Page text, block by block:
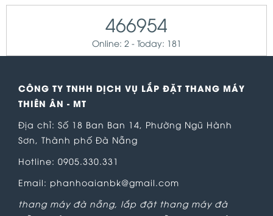
466954
Online: 2 - Today: 181
CÔNG TY TNHH DỊCH VỤ LẮP ĐẶT THANG MÁY
THIÊN ÂN - MT
Địa chỉ: Số 18 Ban Ban 14, Phường Ngũ Hành
Sơn, Thành phố Đà Nẵng
Hotline: 0905.330.331
Email: phanhoaianbk@gmail.com
thang máy đà nẵng, lắp đặt thang máy đà